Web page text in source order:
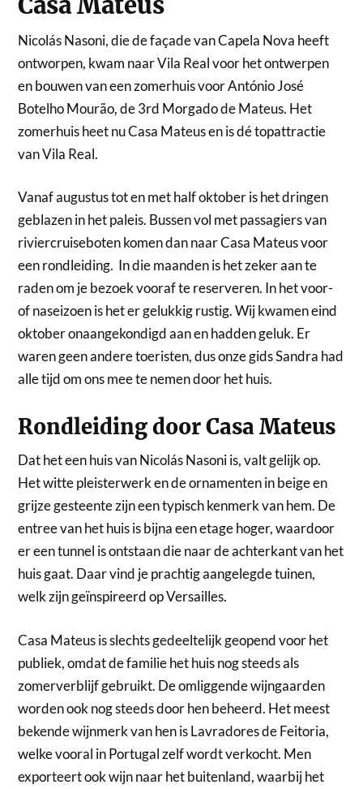
Nicolás Nasoni, die de façade van Capela Nova heeft
ontworpen, kwam naar Vila Real voor het ontwerpen
en bouwen van een zomerhuis voor António José
Botelho Mourão, de 3rd Morgado de Mateus. Het
zomerhuis heet nu Casa Mateus en is dé topattractie
van Vila Real.
Vanaf augustus tot en met half oktober is het dringen
geblazen in het paleis. Bussen vol met passagiers van
riviercruiseboten komen dan naar Casa Mateus voor
een rondleiding. In die maanden is het zeker aan te
raden om je bezoek vooraf te reserveren. In het voor-
of naseizoen is het er gelukkig rustig. Wij kwamen eind
oktober onaangekondigd aan en hadden geluk. Er
waren geen andere toeristen, dus onze gids Sandra had
alle tijd om ons mee te nemen door het huis.
Rondleiding door Casa Mateus
Dat het een huis van Nicolás Nasoni is, valt gelijk op.
Het witte pleisterwerk en de ornamenten in beige en
grijze gesteente zijn een typisch kenmerk van hem. De
entree van het huis is bijna een etage hoger, waardoor
er een tunnel is ontstaan die naar de achterkant van het
huis gaat. Daar vind je prachtig aangelegde tuinen,
welk zijn geïnspireerd op Versailles.
Casa Mateus is slechts gedeeltelijk geopend voor het
publiek, omdat de familie het huis nog steeds als
zomerverblijf gebruikt. De omliggende wijngaarden
worden ook nog steeds door hen beheerd. Het meest
bekende wijnmerk van hen is Lavradores de Feitoria,
welke vooral in Portugal zelf wordt verkocht. Men
exporteert ook wijn naar het buitenland, waarbij het